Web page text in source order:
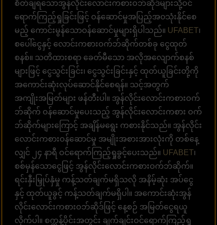
စိတ်ချရသောအွန်လိုင်းလောင်းကစားဝဘ်ဆိုဒ်များသို့ဝင်
ရောက်ကြည့်ရှုခြင်းဖြင့် ဝန်ဆောင်မှုအပြည့်အ၀သုံးနိုင်စေ
မည့် ကောင်းမွန်သောဝန်ဆောင်မှုများရှိပါသည်။ UFABET၊
စပေါ်ငွေနှင့် လောင်းကစားဝက်ဘ်ဆိုက်တစ်ခု ငွေထုတ်
စနစ်။ သတိထားစရာ ခေတ်မီသော အလိုအလျောက်စနစ်
များဖြင့် ငွေသွင်းခြင်း၊ ငွေသွင်းခြင်းနှင့် ထုတ်ယူခြင်းတို့ကို
အကောင်းဆုံးလုပ်ဆောင်နိုင်စေရန်။ သင့်အတွက်
အကျိုးအမြတ်များ ဖန်တီးပါ။ အွန်လိုင်းလောင်းကစားဝက်
ဘ်ဆိုက် ဝန်ဆောင်မှုပေးသည့် အွန်လိုင်းလောင်းကစား ဝက်
ဘ်ဆိုက်များကြောင့် အချိန်မရွေး ကစားနိုင်သည်။ အွန်လိုင်း
လောင်းကစားဝန်ဆောင်မှု အမျိုးအစားအားလုံးကို တစ်နေ့
လျှင် ၂၄ နာရီ ဝင်ရောက်ကြည့်ရှုခွင့်ပေးသည်။ UFABET၊
စစ်မှန်သောငွေဖြင့် အွန်လိုင်းလောင်းကစားဝက်ဘ်ဆိုက်။
ရင်းနှီးမြှုပ်နှံမှု ကန့်သတ်ချက်မရှိသလို အနိမ့်ဆုံး အပ်ငွေ
နှင့် ထုတ်ယူခွင့် ကန့်သတ်ချက်မရှိပါ။ အကောင်းဆုံးအွန်
လိုင်းလောင်းကစားဝဘ်ဆိုဒ်ဖြင့် နေ့စဉ် အမြတ်ငွေရယူ
လိုက်ပါ။ စက္ကန့်ပိုင်းအတွင်း ချက်ချင်းဝင်ရောက်ကြည့်ရှု